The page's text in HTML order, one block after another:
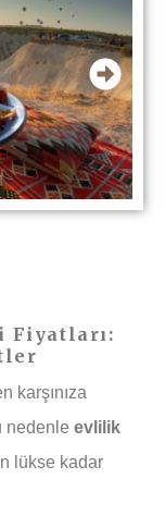
Fiyatları:
karşınıza
nedenle evlilik
lükse kadar